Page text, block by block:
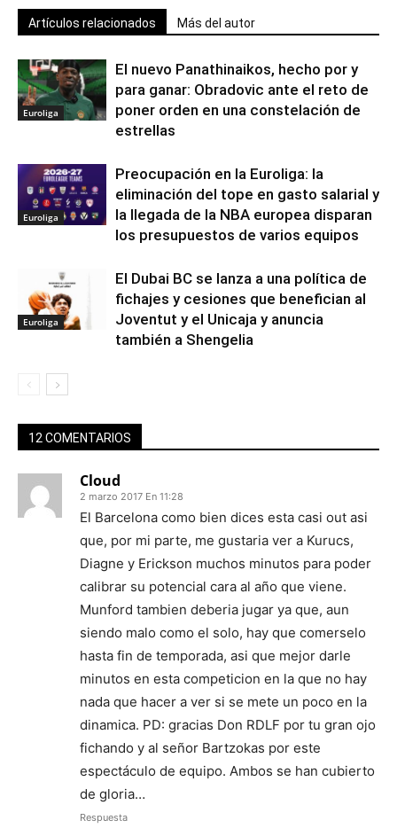
Artículos relacionados Más del autor
Euroliga
El nuevo Panathinaikos, hecho por y
para ganar: Obradovic ante el reto de
poner orden en una constelación de
estrellas
Euroliga
Preocupación en la Euroliga: la
eliminación del tope en gasto salarial y
la llegada de la NBA europea disparan
los presupuestos de varios equipos
Euroliga
El Dubai BC se lanza a una política de
fichajes y cesiones que benefician al
Joventut y el Unicaja y anuncia
también a Shengelia
12 COMENTARIOS
Cloud
2 marzo 2017 En 11:28
El Barcelona como bien dices esta casi out asi
que, por mi parte, me gustaria ver a Kurucs,
Diagne y Erickson muchos minutos para poder
calibrar su potencial cara al año que viene.
Munford tambien deberia jugar ya que, aun
siendo malo como el solo, hay que comerselo
hasta fin de temporada, asi que mejor darle
minutos en esta competicion en la que no hay
nada que hacer a ver si se mete un poco en la
dinamica. PD: gracias Don RDLF por tu gran ojo
fichando y al señor Bartzokas por este
espectáculo de equipo. Ambos se han cubierto
de gloria…
Respuesta